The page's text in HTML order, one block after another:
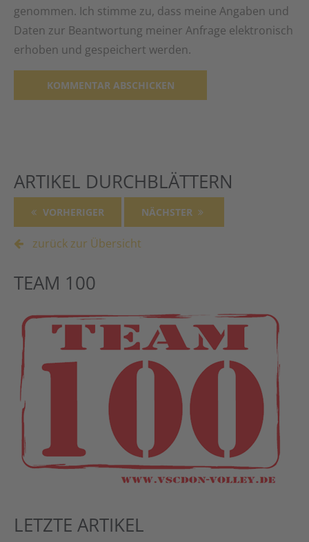
genommen. Ich stimme zu, dass meine Angaben und
Daten zur Beantwortung meiner Anfrage elektronisch
erhoben und gespeichert werden.
ARTIKEL DURCHBLÄTTERN
VORHERIGER NÄCHSTER
zurück zur Übersicht
TEAM 100
LETZTE ARTIKEL